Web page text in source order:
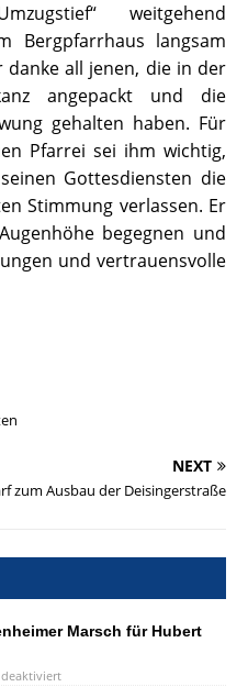
weitgehend
Bergpfarrhaus langsam
danke all jenen, die in der
angepackt und die
gehalten haben. Für
Pfarrei sei ihm wichtig,
Gottesdiensten die
Stimmung verlassen. Er
begegnen und
und vertrauensvolle
NEXT
zum Ausbau der Deisingerstraße
Marsch für Hubert